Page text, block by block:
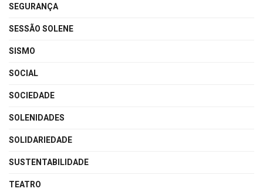
SEGURANÇA
SESSÃO SOLENE
SISMO
SOCIAL
SOCIEDADE
SOLENIDADES
SOLIDARIEDADE
SUSTENTABILIDADE
TEATRO